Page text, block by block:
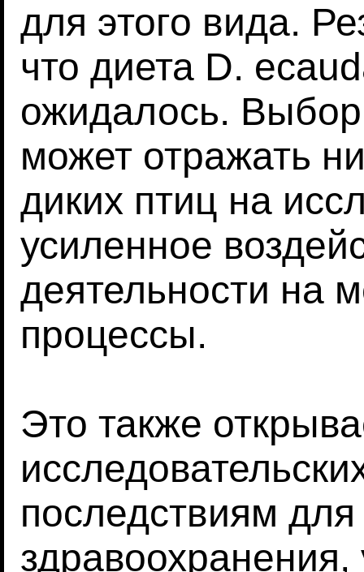
для этого вида.
что диета D.
ожидалось.
может отражать
диких птиц на
усиленное
деятельности на
процессы.
Это также
последствиям
здравоохранения,